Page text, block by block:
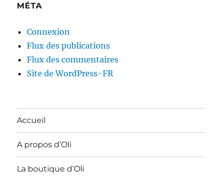
MÉTA
Connexion
Flux des publications
Flux des commentaires
Site de WordPress-FR
Accueil
A propos d’Oli
La boutique d’Oli